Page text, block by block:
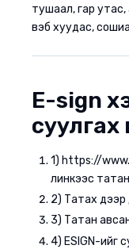
Захидлын тусгай
Захидлын бүлгийн
тушаал, гар утас,
вэб хуудас,
E-sign
суулгах
1) https://
линкээс
2) Татах дээр
3) Татан
4) ESIGN-ийг